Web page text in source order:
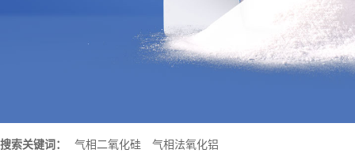
搜索关键词： 气相二氧化硅 气相法氧化铝